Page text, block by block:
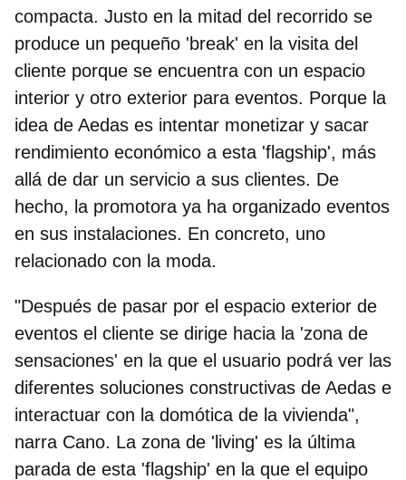
compacta. Justo en la mitad del recorrido se
produce un pequeño 'break' en la visita del
cliente porque se encuentra con un espacio
interior y otro exterior para eventos. Porque la
idea de Aedas es intentar monetizar y sacar
rendimiento económico a esta 'flagship', más
allá de dar un servicio a sus clientes. De
hecho, la promotora ya ha organizado eventos
en sus instalaciones. En concreto, uno
relacionado con la moda.
"Después de pasar por el espacio exterior de
eventos el cliente se dirige hacia la 'zona de
sensaciones' en la que el usuario podrá ver las
diferentes soluciones constructivas de Aedas e
interactuar con la domótica de la vivienda",
narra Cano. La zona de 'living' es la última
parada de esta 'flagship' en la que el equipo